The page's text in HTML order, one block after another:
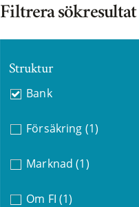
Filtrera sökresultat
Struktur
Bank
Försäkring (1)
Marknad (1)
Om FI (1)